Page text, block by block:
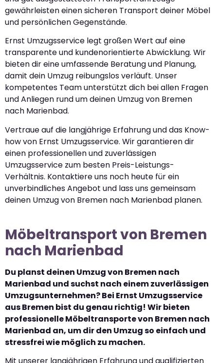
gewährleisten einen sicheren Transport deiner Möbel
und persönlichen Gegenstände.
Ernst Umzugsservice legt großen Wert auf eine
transparente und kundenorientierte Abwicklung. Wir
bieten dir eine umfassende Beratung und Planung,
damit dein Umzug reibungslos verläuft. Unser
kompetentes Team unterstützt dich bei allen Fragen
und Anliegen rund um deinen Umzug von Bremen
nach Marienbad.
Vertraue auf die langjährige Erfahrung und das Know-
how von Ernst Umzugsservice. Wir garantieren dir
einen professionellen und zuverlässigen
Umzugsservice zum besten Preis-Leistungs-
Verhältnis. Kontaktiere uns noch heute für ein
unverbindliches Angebot und lass uns gemeinsam
deinen Umzug von Bremen nach Marienbad planen.
Möbeltransport von Bremen
nach Marienbad
Du planst deinen Umzug von Bremen nach
Marienbad und suchst nach einem zuverlässigen
Umzugsunternehmen? Bei Ernst Umzugsservice
aus Bremen bist du genau richtig! Wir bieten
professionelle Möbeltransporte von Bremen nach
Marienbad an, um dir den Umzug so einfach und
stressfrei wie möglich zu machen.